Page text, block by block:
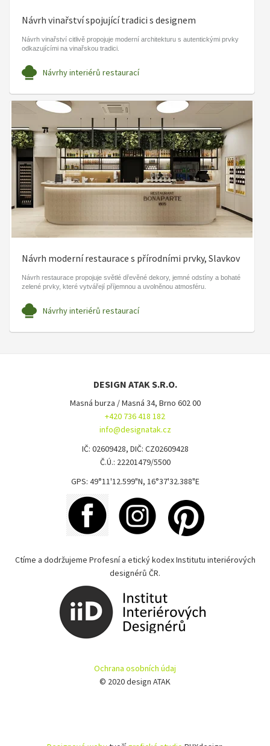
Návrh vinařství spojující tradici s designem
Návrh vinařství citlivě propojuje moderní architekturu s autentickými prvky
odkazujícími na vinařskou tradici.
Návrhy interiérů restaurací
Návrh moderní restaurace s přírodními prvky, Slavkov
Návrh restaurace propojuje světlé dřevěné dekory, jemné odstíny a bohaté
zelené prvky, které vytvářejí příjemnou a uvolněnou atmosféru.
Návrhy interiérů restaurací
DESIGN ATAK S.R.O.
Masná burza / Masná 34, Brno 602 00
+420 736 418 182
info@designatak.cz
IČ: 02609428, DIČ: CZ02609428
Č.Ú.: 22201479/5500
GPS: 49°11'12.599"N, 16°37'32.388"E
Ctíme a dodržujeme Profesní a etický kodex Institutu interiérových
designérů ČR.
Ochrana osobních údaj
© 2020 design ATAK